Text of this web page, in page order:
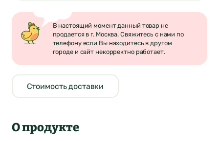
В настоящий момент данный товар не
продается в г. Москва. Свяжитесь с нами по
телефону если Вы находитесь в другом
городе и сайт некорректно работает.
Стоимость доставки
О продукте